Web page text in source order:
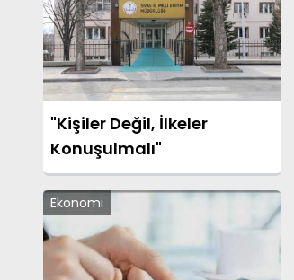
"Kişiler Değil, İlkeler
Konuşulmalı"
Ekonomi